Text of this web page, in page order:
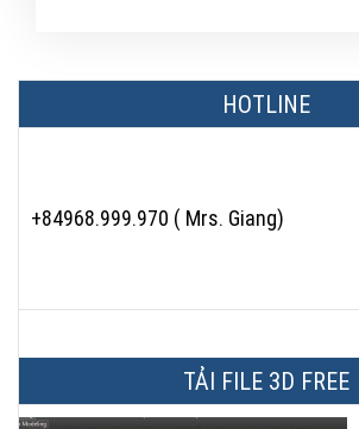
HOTLINE
+84968.999.970 ( Mrs. Giang)
TẢI FILE 3D FREE